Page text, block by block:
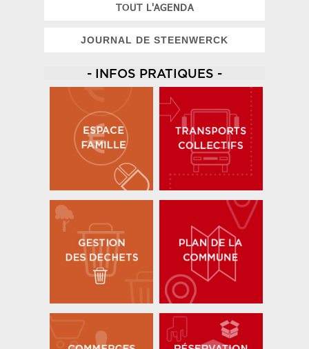
TOUT L'AGENDA
JOURNAL DE STEENWERCK
- INFOS PRATIQUES -